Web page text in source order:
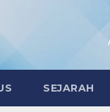
SEJARAH